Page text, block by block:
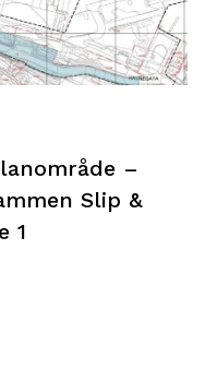
–
Slip &
1